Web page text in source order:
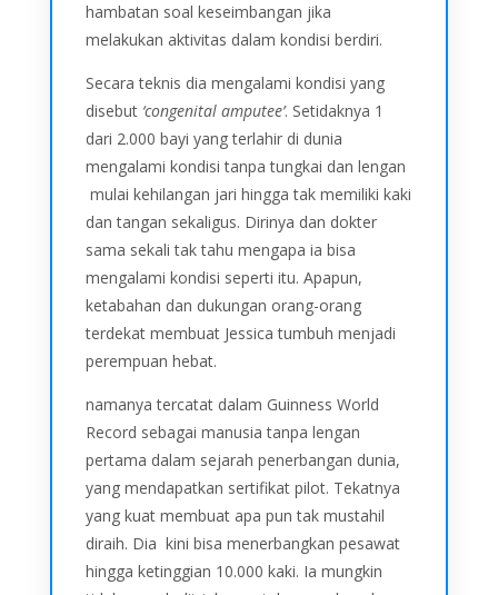
hambatan soal keseimbangan jika
melakukan aktivitas dalam kondisi berdiri.
Secara teknis dia mengalami kondisi yang
disebut ‘congenital amputee’. Setidaknya 1
dari 2.000 bayi yang terlahir di dunia
mengalami kondisi tanpa tungkai dan lengan
mulai kehilangan jari hingga tak memiliki kaki
dan tangan sekaligus. Dirinya dan dokter
sama sekali tak tahu mengapa ia bisa
mengalami kondisi seperti itu. Apapun,
ketabahan dan dukungan orang-orang
terdekat membuat Jessica tumbuh menjadi
perempuan hebat.
namanya tercatat dalam Guinness World
Record sebagai manusia tanpa lengan
pertama dalam sejarah penerbangan dunia,
yang mendapatkan sertifikat pilot. Tekatnya
yang kuat membuat apa pun tak mustahil
diraih. Dia kini bisa menerbangkan pesawat
hingga ketinggian 10.000 kaki. Ia mungkin